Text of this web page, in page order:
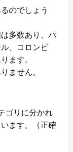
のでしょう
多数あり、パ
、コロンビ
ます。
ません。
ゴリに分かれ
ます。（正確